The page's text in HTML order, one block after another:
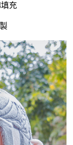
充